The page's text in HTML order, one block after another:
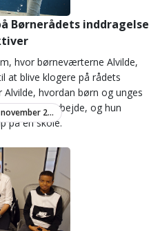
Børnerådets inddragelse
hvor børneværterne Alvilde,
at blive klogere på rådets
hvordan børn og unges
arbejde, og hun
på en skole.
21. november 2024